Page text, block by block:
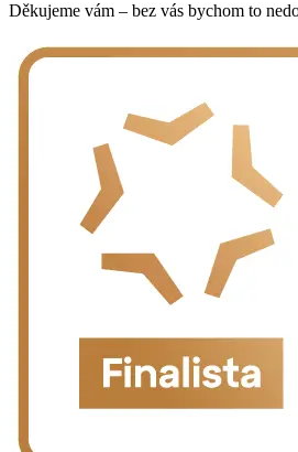
Děkujeme vám – bez vás bychom to